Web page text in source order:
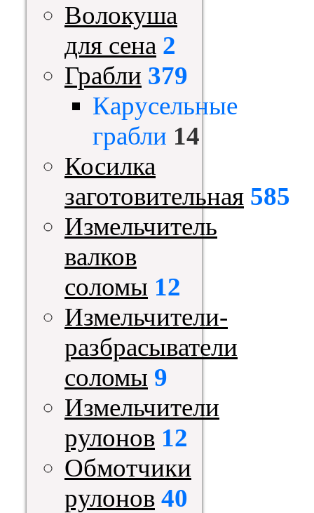
Волокуша
для сена 2
Грабли 379
Карусельные
грабли 14
Косилка
заготовительная 585
Измельчитель
валков
соломы 12
Измельчители-
разбрасыватели
соломы 9
Измельчители
рулонов 12
Обмотчики
рулонов 40